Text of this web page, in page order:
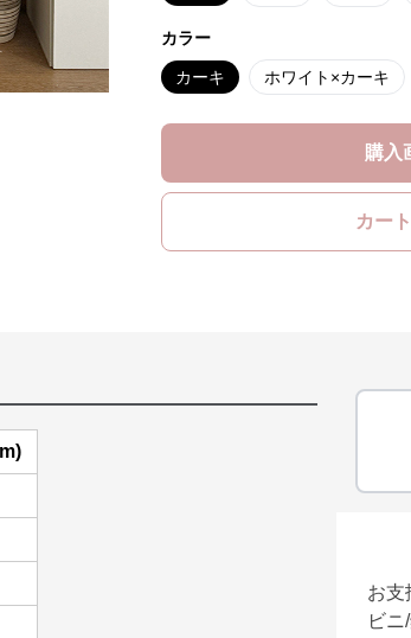
カラー
カーキ ホワイト×カーキ
購入
カー
お支
ビ